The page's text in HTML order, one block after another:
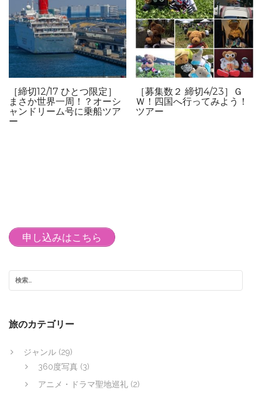
［締切12/17 ひとつ限定］
まさか世界一周！？オーシ
ャンドリーム号に乗船ツア
ー
［募集数２ 締切4/23］Ｇ
Ｗ！四国へ行ってみよう！
ツアー
申し込みはこちら
旅のカテゴリー
ジャンル (29)
360度写真 (3)
アニメ・ドラマ聖地巡礼 (2)